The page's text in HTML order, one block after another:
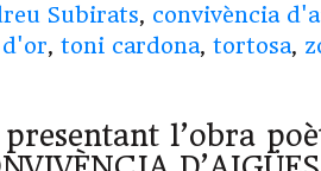
Subirats, convivència
d'or, toni cardona, tortosa,
l’obra